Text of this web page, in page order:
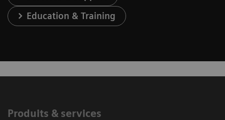
Education & Training
Produits & services